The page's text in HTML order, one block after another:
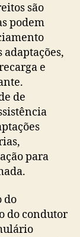
são
podem
adaptações,
e
de
para
do
do condutor